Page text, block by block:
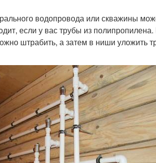
водопровода или скважины
если у вас трубы из
штрабить, а затем в ниши уложить